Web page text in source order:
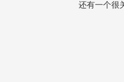
还有一个很关